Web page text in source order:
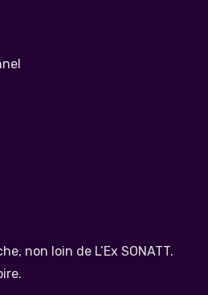
non loin de L’Ex SONATT.